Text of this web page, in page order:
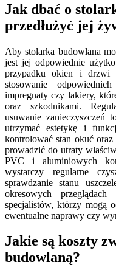
Jak dbać o
przedłużyć jej
Aby stolarka budowlana
jest jej odpowiednie
przypadku okien i drzwi
stosowanie
impregnaty czy lakiery,
oraz szkodnikami.
usuwanie zanieczyszczeń
utrzymać estetykę i
kontrolować stan okuć
prowadzić do utraty
PVC i aluminiowych
wystarczy regularne
sprawdzanie stanu
okresowych
specjalistów, którzy mogą
ewentualne naprawy czy
Jakie są koszty
budowlaną?